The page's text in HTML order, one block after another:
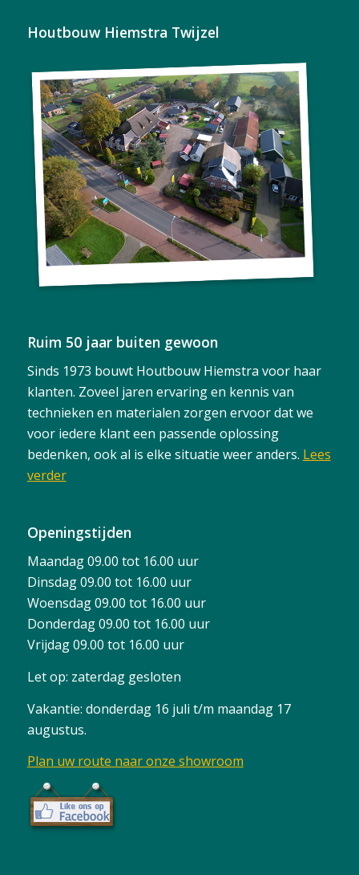
Houtbouw Hiemstra Twijzel
Ruim 50 jaar buiten gewoon
Sinds 1973 bouwt Houtbouw Hiemstra voor haar
klanten. Zoveel jaren ervaring en kennis van
technieken en materialen zorgen ervoor dat we
voor iedere klant een passende oplossing
bedenken, ook al is elke situatie weer anders. Lees
verder
Openingstijden
Maandag 09.00 tot 16.00 uur
Dinsdag 09.00 tot 16.00 uur
Woensdag 09.00 tot 16.00 uur
Donderdag 09.00 tot 16.00 uur
Vrijdag 09.00 tot 16.00 uur
Let op: zaterdag gesloten
Vakantie: donderdag 16 juli t/m maandag 17
augustus.
Plan uw route naar onze showroom